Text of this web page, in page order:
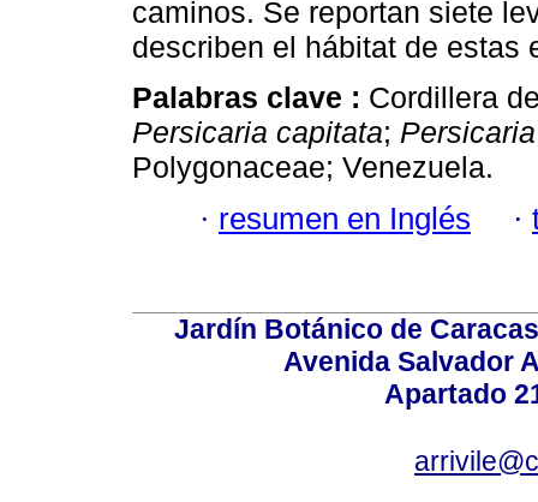
caminos. Se reportan siete
describen el hábitat de estas
Palabras clave : Cordillera
Persicaria capitata;
Polygonaceae; Venezuela.
· resumen en Inglés ·
Jardín Botánico de
Avenida Salvador
Apartado